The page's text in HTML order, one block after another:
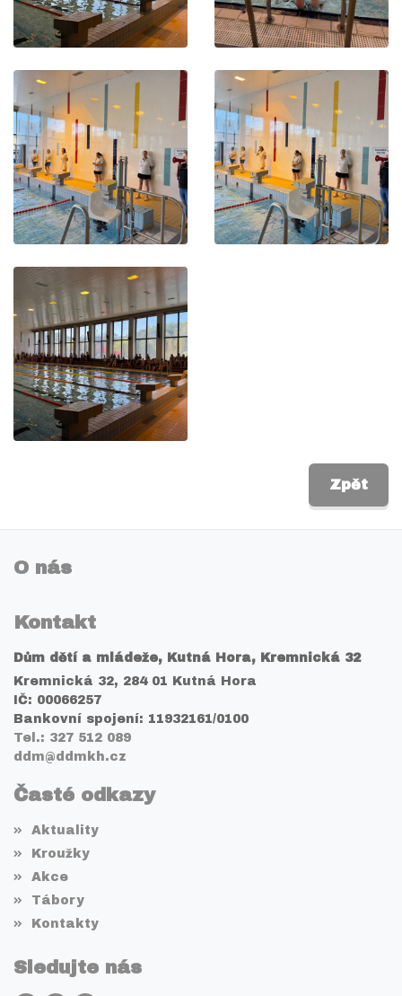
Zpět
O nás
Kontakt
Dům dětí a mládeže, Kutná Hora, Kremnická 32
Kremnická 32, 284 01 Kutná Hora
IČ: 00066257
Bankovní spojení: 11932161/0100
Tel.: 327 512 089
ddm@ddmkh.cz
Časté odkazy
Aktuality
Kroužky
Akce
Tábory
Kontakty
Sledujte nás